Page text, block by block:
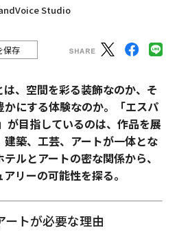
Studio
保存
、空間を彩る装飾なのか、そ
にする体験なのか。「エスパ
が目指しているのは、作品を展
築、工芸、アートが一体とな
ルとアートの密な関係から、
リーの可能性を探る。
ートが必要な理由